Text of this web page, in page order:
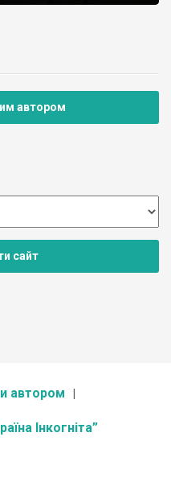
автором
сайт
автором
Інкогніта”